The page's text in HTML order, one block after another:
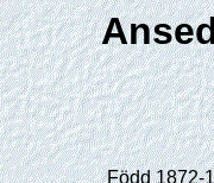
Född 1872-